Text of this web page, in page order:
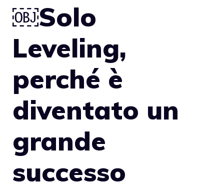
￼Solo
Leveling,
perché è
diventato un
grande
successo